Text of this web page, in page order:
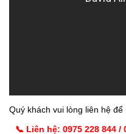
Quý khách vui lòng liên hệ
📞 Liên hệ: 0975 228 844 /